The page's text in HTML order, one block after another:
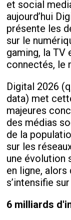
et social
aujourd’hui
présente les
sur le
gaming, la TV
connectés, le
Digital 2026
data) met
majeures
des médias
de la
sur les
une évolution
en ligne, alors
s’intensifie
6 milliards